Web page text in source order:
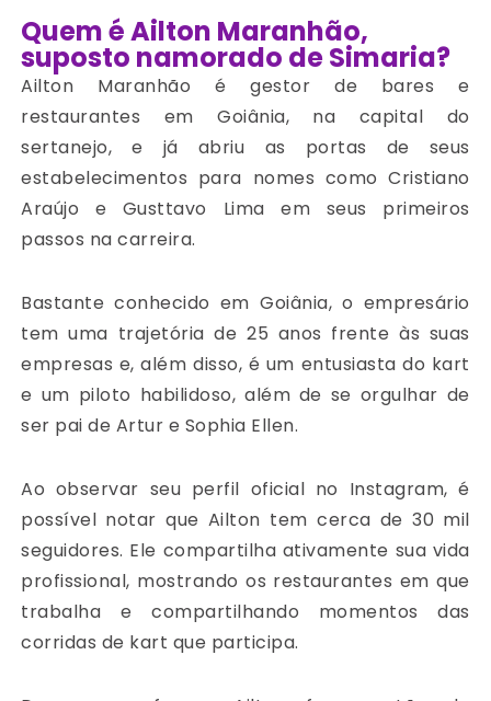
Quem é Ailton Maranhão,
suposto namorado de Simaria?
Ailton Maranhão é gestor de bares e
restaurantes em Goiânia, na capital do
sertanejo, e já abriu as portas de seus
estabelecimentos para nomes como Cristiano
Araújo e Gusttavo Lima em seus primeiros
passos na carreira.
Bastante conhecido em Goiânia, o empresário
tem uma trajetória de 25 anos frente às suas
empresas e, além disso, é um entusiasta do kart
e um piloto habilidoso, além de se orgulhar de
ser pai de Artur e Sophia Ellen.
Ao observar seu perfil oficial no Instagram, é
possível notar que Ailton tem cerca de 30 mil
seguidores. Ele compartilha ativamente sua vida
profissional, mostrando os restaurantes em que
trabalha e compartilhando momentos das
corridas de kart que participa.